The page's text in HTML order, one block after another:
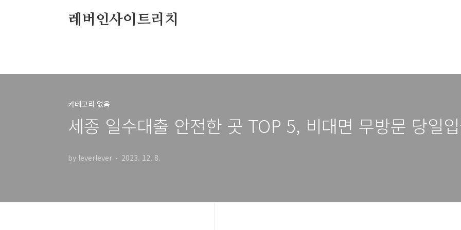
레버인사이트리치
카테고리 없음
세종 일수대출 안전한 곳 TOP 5, 비대면 무방문 당일
by leverlever 2023. 12. 8.